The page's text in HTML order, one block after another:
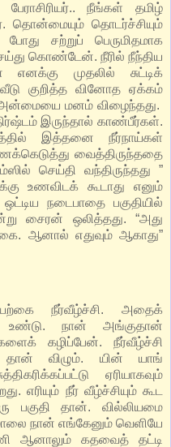
நீங்கள் தமிழ்
தொடர்ச்சியும்
சற்றுப் பெருமிதமாக
கொண்டேன். நீரில் நீந்திய
முதலில் சுட்டிக்
குறித்த வினோத ஏக்கம்
அன்மையை மனம் விழைந்தது.
இருந்தால் காண்பீர்கள்.
இத்தனை நீர்நாய்கள்
வைத்திருந்ததை
செய்தி வந்திருந்தது ”
உணவிடக் கூடாது எனும்
நடைபாதை பகுதியில்
சைரன் ஒலித்தது. “அது
ஆனால் எதுவும் ஆகாது”
நீர்வீழ்ச்சி. அதைக்
உண்டு. நான் அங்குதான்
கழிப்பேன். நீர்வீழ்ச்சி
தான் விழும். யின் யாங்
ஏரியாகவும்
எரியும் நீர் வீழ்ச்சியும் கூட
பகுதி தான். வில்லியமை
நான் எங்கேனும் வெளியே
ஆனாலும் கதவைத் தட்டி